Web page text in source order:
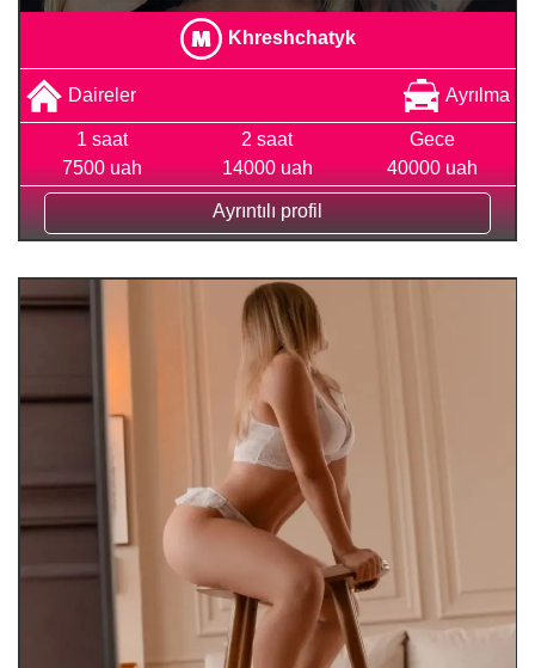
Khreshchatyk
Daireler Ayrılma
1 saat
7500 uah
2 saat
14000 uah
Gece
40000 uah
Ayrıntılı profil